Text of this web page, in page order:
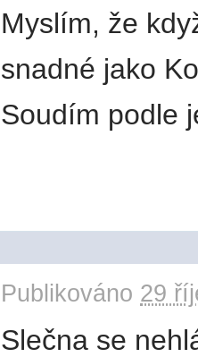
Myslím, že
snadné jako
Soudím podle
Publikováno 29
Slečna se